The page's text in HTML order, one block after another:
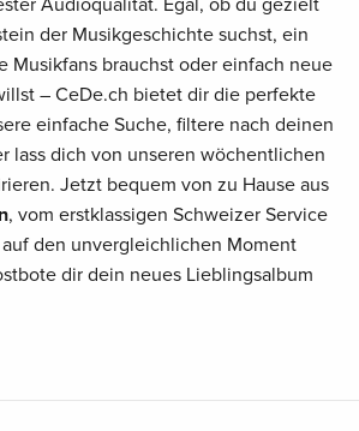
Audioqualität. Egal, ob du gezielt
der Musikgeschichte suchst, ein
Musikfans brauchst oder einfach neue
– CeDe.ch bietet dir die perfekte
einfache Suche, filtere nach deinen
lass dich von unseren wöchentlichen
Jetzt bequem von zu Hause aus
, vom erstklassigen Schweizer Service
den unvergleichlichen Moment
dir dein neues Lieblingsalbum